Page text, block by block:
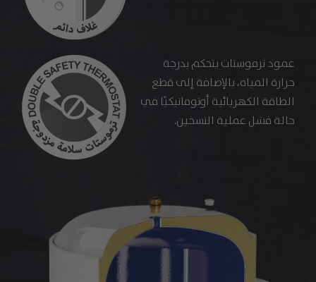
عمود ثرموستات يتحكم بدرجة
حرارة المياه، بالإضافة إلى قطع
الطاقة الكهربائية أوتوماتيكيًا في
حالة فشل عملية التسخين.